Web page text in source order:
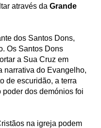
através da Grande
dos Santos Dons,
Os Santos Dons
a Sua Cruz em
narrativa do Evangelho,
de escuridão, a terra
poder dos demónios foi
na igreja podem